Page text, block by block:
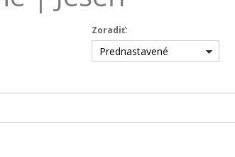
Zoradiť:
Prednastavené